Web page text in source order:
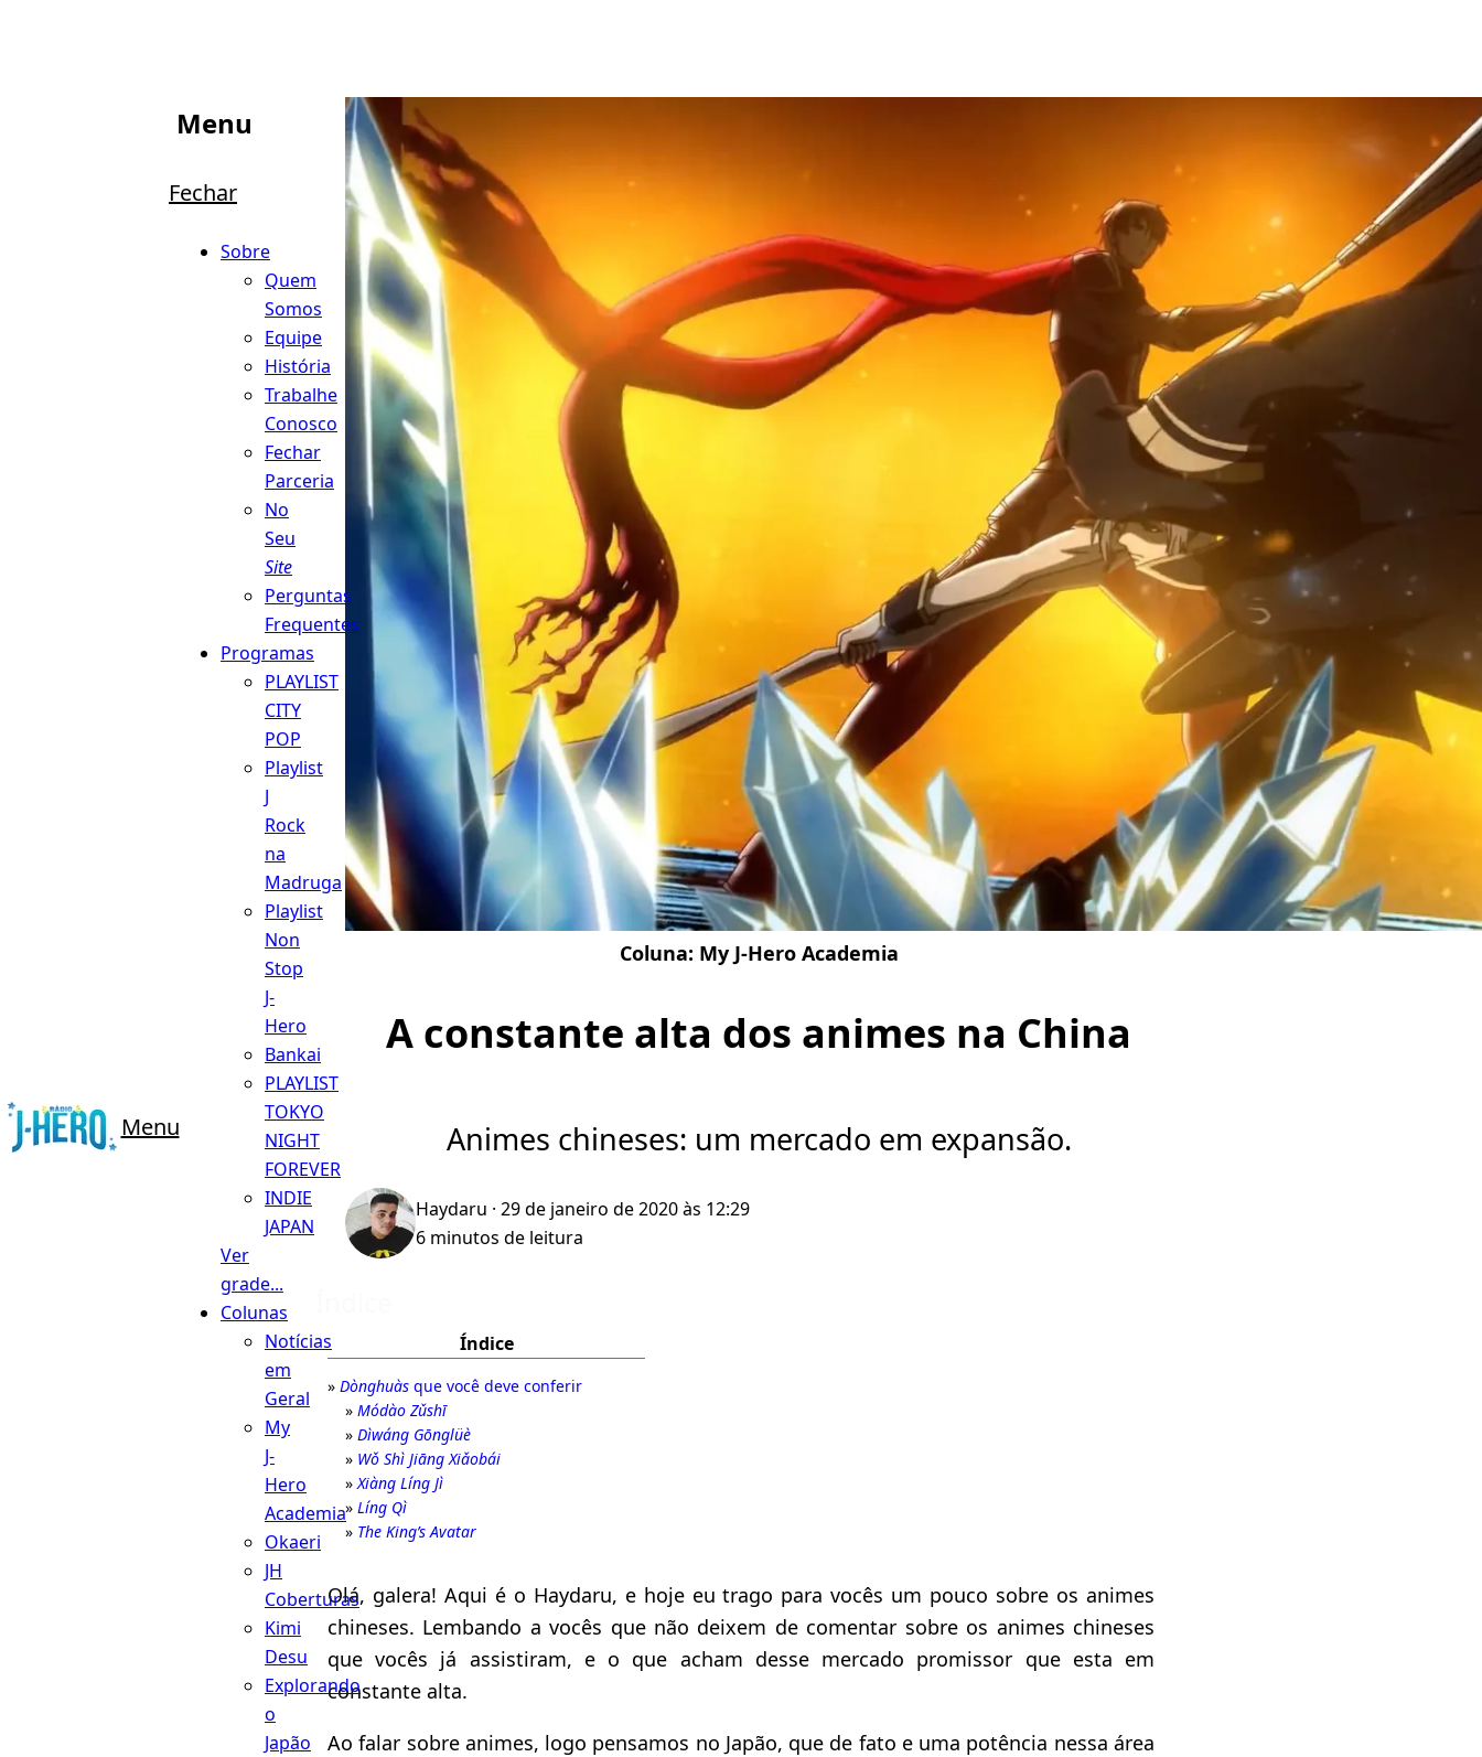
Menu
Menu
Fechar
Sobre
Quem
Somos
Equipe
História
Trabalhe
Conosco
Fechar
Parceria
No
Seu
Site
Perguntas
Frequentes
Programas
PLAYLIST
CITY
POP
Playlist
J
Rock
na
Madruga
Playlist
Non
Stop
J-
Hero
Bankai
PLAYLIST
TOKYO
NIGHT
FOREVER
INDIE
JAPAN
Ver
grade...
Colunas
Notícias
em
Geral
My
J-
Hero
Academia
Okaeri
JH
Coberturas
Kimi
Desu
Explorando
o
Japão
Coluna: My J-Hero Academia
A constante alta dos animes na China
Animes chineses: um mercado em expansão.
Haydaru · 29 de janeiro de 2020 às 12:29
6 minutos de leitura
Índice
Dònghuàs que você deve conferir
Módào Zǔshī
Dìwáng Gōnglüè
Wǒ Shì Jiāng Xiǎobái
Xiàng Líng Jì
Líng Qì
The King’s Avatar
Olá, galera! Aqui é o Haydaru, e hoje eu trago para vocês um pouco sobre os animes
chineses. Lembando a vocês que não deixem de comentar sobre os animes chineses
que vocês já assistiram, e o que acham desse mercado promissor que esta em
constante alta.
Ao falar sobre animes, logo pensamos no Japão, que de fato e uma potência nessa área